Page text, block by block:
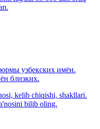
узбекских имён.
близких.
kelib chiqishi, shakllari.
bilib oling.